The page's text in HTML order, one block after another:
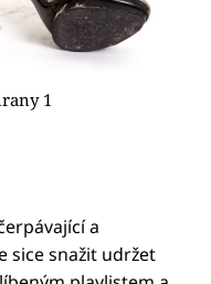
1
a
sice snažit udržet